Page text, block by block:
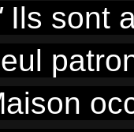
Ils sont